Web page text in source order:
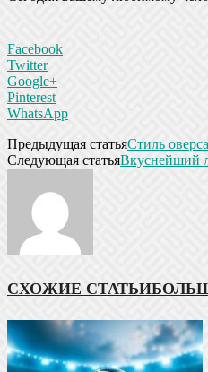
Facebook
Twitter
Google+
Pinterest
WhatsApp
Предыдущая статьяСтиль
Следующая статьяВкуснейший
СХОЖИЕ СТАТЬИ